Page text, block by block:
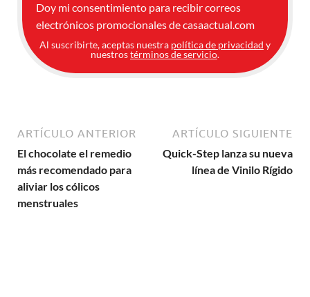
Doy mi consentimiento para recibir correos
electrónicos promocionales de casaactual.com
Al suscribirte, aceptas nuestra política de privacidad y
nuestrostérminos de servicio.
ARTÍCULO ANTERIOR
El chocolate el remedio
más recomendado para
aliviar los cólicos
menstruales
ARTÍCULO SIGUIENTE
Quick-Step lanza su nueva
línea de Vinilo Rígido